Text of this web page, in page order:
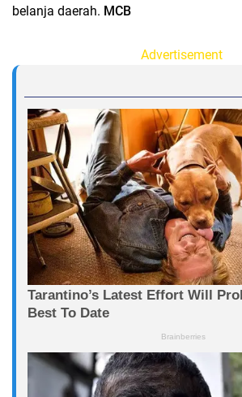
belanja daerah. MCB
Advertisement